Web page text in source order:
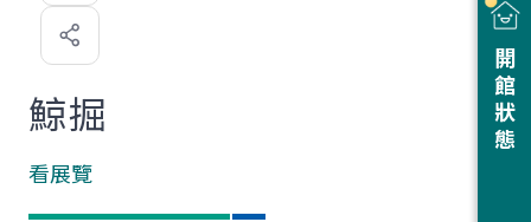
開館狀態
喜
歡
鯨掘
看展覽